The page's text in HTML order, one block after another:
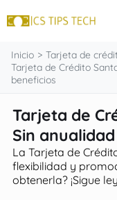
Finanzas
Programas
Inversiones
Préstamos
Inicio
Tarjeta de
Tarjeta de Crédito
beneficios
Tarjeta de
Sin
La Tarjeta de
flexibilidad y
obtenerla? ¡Sigue